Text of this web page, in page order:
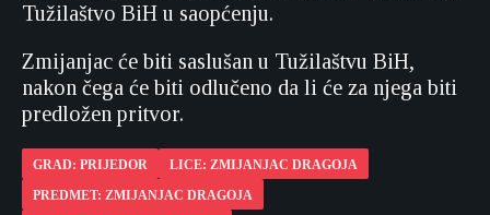
Tužilaštvo BiH u saopćenju.
Zmijanjac će biti saslušan u Tužilaštvu BiH,
nakon čega će biti odlučeno da li će za njega biti
predložen pritvor.
GRAD: PRIJEDOR
LICE: ZMIJANJAC DRAGOJA
PREDMET: ZMIJANJAC DRAGOJA